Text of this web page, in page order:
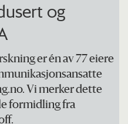
og
er én av 77 eiere
Vi merker dette
formidling fra